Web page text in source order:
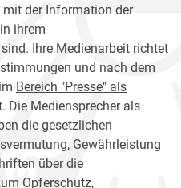
mit der Information der
ihrem
Ihre Medienarbeit richtet
und nach dem
Bereich "Presse" als
Die Mediensprecher als
die gesetzlichen
Gewährleistung
über die
Opferschutz,